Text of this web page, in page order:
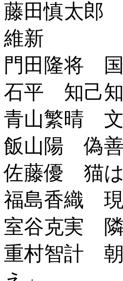
藤田慎太郎
維新
門田隆将 国
石平 知己
青山繁晴
飯山陽 偽
佐藤優 猫
福島香織 現
室谷克実
重村智計